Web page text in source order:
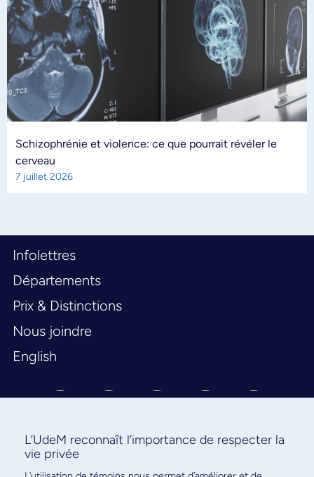
Schizophrénie et violence: ce que pourrait révéler le
cerveau
7 juillet 2026
Infolettres
Départements
Prix & Distinctions
Nous joindre
English
L’UdeM reconnaît l’importance de respecter la
vie privée